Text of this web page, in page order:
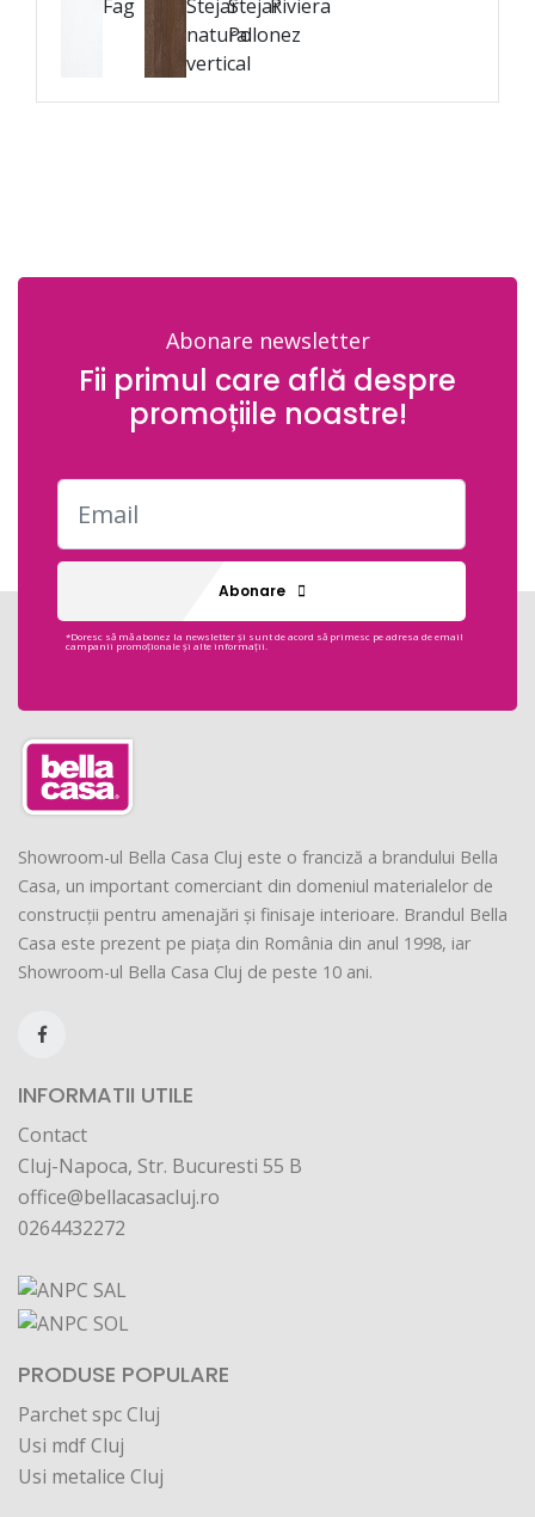
Abonare newsletter
Fii primul care află despre
promoțiile noastre!
Abonare
*Doresc să mă abonez la newsletter și sunt de acord să primesc pe adresa de email
campanii promoționale și alte informații.
Showroom-ul Bella Casa Cluj este o franciză a brandului Bella
Casa, un important comerciant din domeniul materialelor de
construcții pentru amenajări și finisaje interioare. Brandul Bella
Casa este prezent pe piața din România din anul 1998, iar
Showroom-ul Bella Casa Cluj de peste 10 ani.
INFORMATII UTILE
Contact
Cluj-Napoca, Str. Bucuresti 55 B
office@bellacasacluj.ro
0264432272
PRODUSE POPULARE
Parchet spc Cluj
Usi mdf Cluj
Usi metalice Cluj